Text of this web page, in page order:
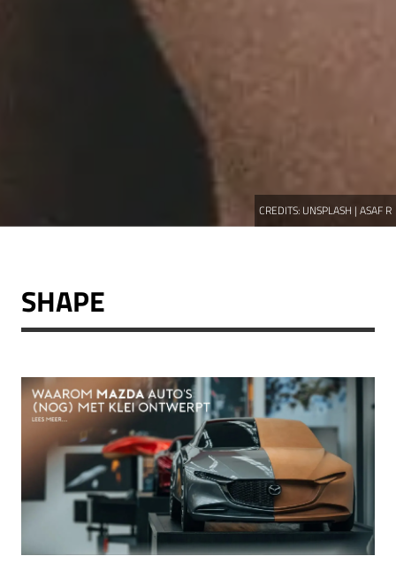
CREDITS: UNSPLASH | ASAF R
SHAPE